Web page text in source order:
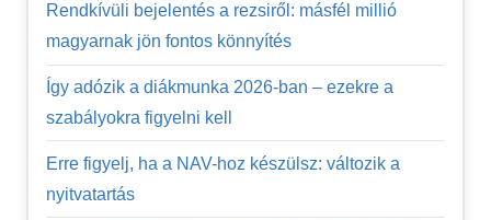
Rendkívüli bejelentés a rezsiről: másfél millió
magyarnak jön fontos könnyítés
Így adózik a diákmunka 2026-ban – ezekre a
szabályokra figyelni kell
Erre figyelj, ha a NAV-hoz készülsz: változik a
nyitvatartás